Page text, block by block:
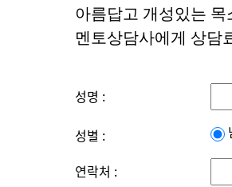
아름답고 개성있는
멘토상담사에게 상담
성명 :
성별 :
연락처 :